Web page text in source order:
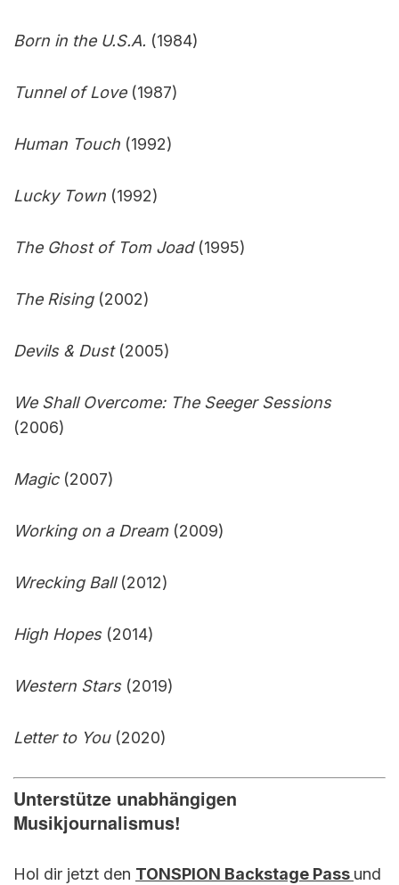
Born in the U.S.A. (1984)
Tunnel of Love(1987)
Human Touch (1992)
Lucky Town (1992)
The Ghost of Tom Joad(1995)
The Rising(2002)
Devils & Dust(2005)
We Shall Overcome: The Seeger Sessions
(2006)
Magic(2007)
Working on a Dream(2009)
Wrecking Ball(2012)
High Hopes(2014)
Western Stars(2019)
Letter to You(2020)
Unterstütze unabhängigen
Musikjournalismus!
Hol dir jetzt den TONSPION Backstage Pass und